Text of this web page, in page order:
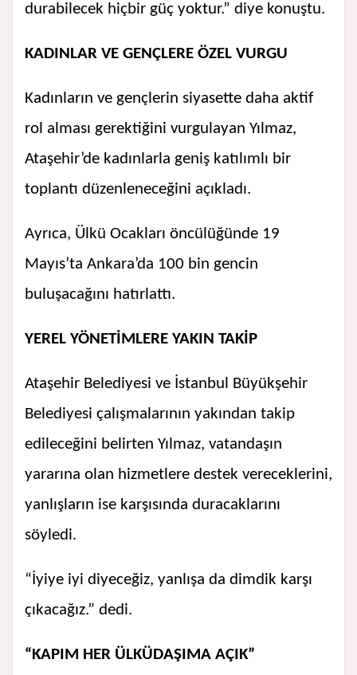
durabilecek hiçbir güç yoktur.” diye konuştu.
KADINLAR VE GENÇLERE ÖZEL VURGU
Kadınların ve gençlerin siyasette daha aktif
rol alması gerektiğini vurgulayan Yılmaz,
Ataşehir’de kadınlarla geniş katılımlı bir
toplantı düzenleneceğini açıkladı.
Ayrıca, Ülkü Ocakları öncülüğünde 19
Mayıs’ta Ankara’da 100 bin gencin
buluşacağını hatırlattı.
YEREL YÖNETİMLERE YAKIN TAKİP
Ataşehir Belediyesi ve İstanbul Büyükşehir
Belediyesi çalışmalarının yakından takip
edileceğini belirten Yılmaz, vatandaşın
yararına olan hizmetlere destek vereceklerini,
yanlışların ise karşısında duracaklarını
söyledi.
“İyiye iyi diyeceğiz, yanlışa da dimdik karşı
çıkacağız.” dedi.
“KAPIM HER ÜLKÜDAŞIMA AÇIK”